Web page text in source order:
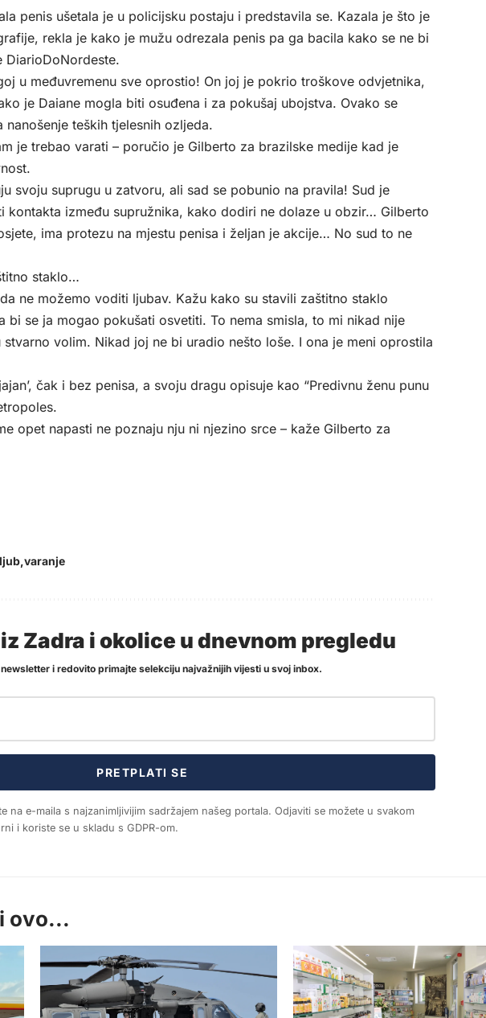
penis ušetala je u policijsku postaju i predstavila se. Kazala je što je
rekla je kako je mužu odrezala penis pa ga bacila kako se ne bi
DiarioDoNordeste.
u međuvremenu sve oprostio! On joj je pokrio troškove odvjetnika,
je Daiane mogla biti osuđena i za pokušaj ubojstva. Ovako se
nanošenje teških tjelesnih ozljeda.
je trebao varati – poručio je Gilberto za brazilske medije kad je
svoju suprugu u zatvoru, ali sad se pobunio na pravila! Sud je
kontakta između supružnika, kako dodiri ne dolaze u obzir… Gilberto
ima protezu na mjestu penisa i željan je akcije… No sud to ne
staklo…
ne možemo voditi ljubav. Kažu kako su stavili zaštitno staklo
bi se ja mogao pokušati osvetiti. To nema smisla, to mi nikad nije
volim. Nikad joj ne bi uradio nešto loše. I ona je meni oprostila
čak i bez penisa, a svoju dragu opisuje kao “Predivnu ženu punu
.
opet napasti ne poznaju nju ni njezino srce – kaže Gilberto za
varanje
Zadra i okolice u dnevnom pregledu
i redovito primajte selekciju najvažnijih vijesti u svoj inbox.
PRETPLATI SE
na e-maila s najzanimljivijim sadržajem našeg portala. Odjaviti se možete u svakom
i koriste se u skladu s GDPR-om.
ovo...